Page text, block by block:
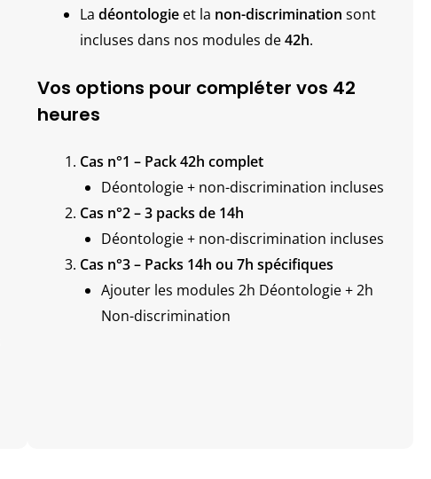
Ladéontologie et la non-discrimination sont
incluses dans nos modules de42h.
Vos options pour compléter vos 42
heures
Cas n°1 – Pack 42h complet
Déontologie + non-discrimination incluses
Cas n°2 – 3 packs de 14h
Déontologie + non-discrimination incluses
Cas n°3 – Packs 14h ou 7h spécifiques
Ajouter les modules 2h Déontologie + 2h
Non-discrimination